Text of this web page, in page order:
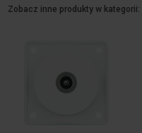
Zobacz inne produkty w kategorii: